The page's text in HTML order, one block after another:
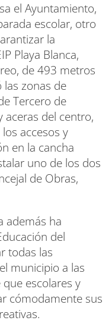
el Ayuntamiento,
escolar, otro
la
Playa Blanca,
de 493 metros
las zonas de
Tercero de
aceras del centro,
accesos y
en la cancha
uno de los dos
de Obras,
además ha
del
todas las
municipio a las
escolares y
cómodamente sus